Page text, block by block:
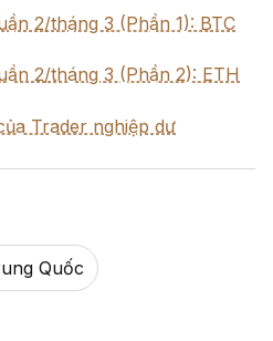
2/tháng 3 (Phần 1): BTC
2/tháng 3 (Phần 2): ETH
Trader nghiệp dư
Quốc